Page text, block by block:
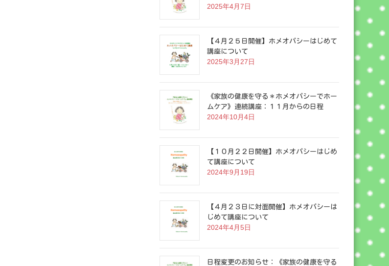
2025年4月7日
【４月２５日開催】ホメオパシーはじめて
講座について
2025年3月27日
《家族の健康を守る＊ホメオパシーでホー
ムケア》連続講座：１１月からの日程
2024年10月4日
【１０月２２日開催】ホメオパシーはじめ
て講座について
2024年9月19日
【４月２３日に対面開催】ホメオパシーは
じめて講座について
2024年4月5日
日程変更のお知らせ：《家族の健康を守る